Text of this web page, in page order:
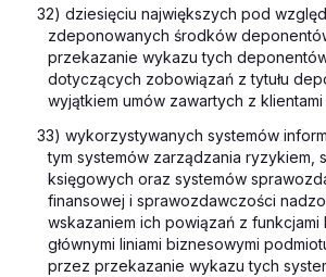
32) dziesięciu największych pod
zdeponowanych środków
przekazanie wykazu tych
dotyczących zobowiązań z tytułu
wyjątkiem umów zawartych z
33) wykorzystywanych systemów
tym systemów zarządzania ryzykiem,
księgowych oraz systemów
finansowej i sprawozdawczości
wskazaniem ich powiązań z funkcjami
głównymi liniami biznesowymi
przez przekazanie wykazu tych